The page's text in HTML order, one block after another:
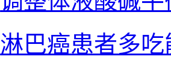
淋巴癌患者多